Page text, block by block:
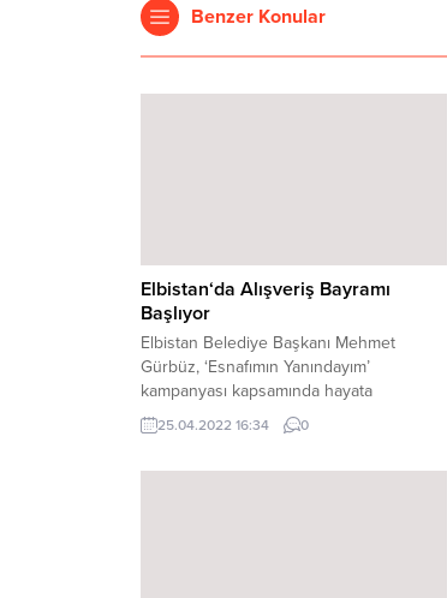
Benzer Konular
Elbistan‘da Alışveriş Bayramı
Başlıyor
Elbistan Belediye Başkanı Mehmet
Gürbüz, ‘Esnafımın Yanındayım’
kampanyası kapsamında hayata
geçirdikleri ‘Alışveriş Bayramı’ etkinliğini,
Ramazan Bayramı’na özel
25.04.2022 16:34 0